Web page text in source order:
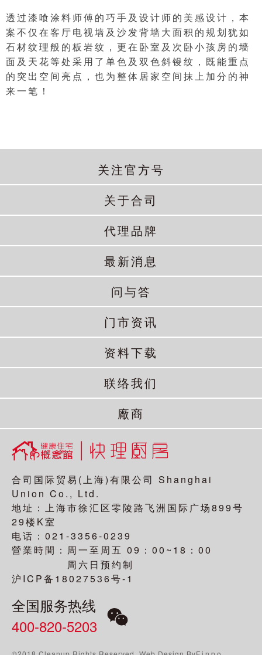
透过漆喰涂料师傅的巧手及设计师的美感设计，本
案不仅在客厅电视墙及沙发背墙大面积的规划犹如
石材纹理般的板岩纹，更在卧室及次卧小孩房的墙
面及天花等处采用了单色及双色斜镘纹，既能重点
的突出空间亮点，也为整体居家空间抹上加分的神
来一笔！
关注官方号
关于合司
代理品牌
最新消息
问与答
门市资讯
资料下载
联络我们
廠商
合司国际贸易(上海)有限公司 Shanghai
Union Co., Ltd.
地址：上海市徐汇区零陵路飞洲国际广场899号
29楼K室
电话：021-3356-0239
營業時間：
周一至周五 09：00~18：00
周六日预约制
沪ICP备18027536号-1
全国服务热线
400-820-5203